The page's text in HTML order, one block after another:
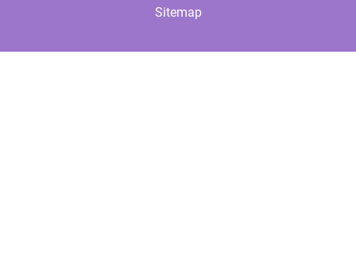
Sitemap